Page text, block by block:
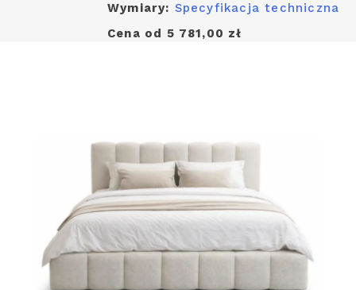
Wymiary: Specyfikacja techniczna
Cena od 5 781,00 zł